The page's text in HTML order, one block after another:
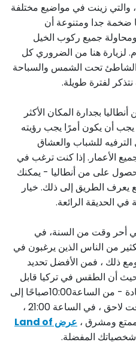
والتي زينت في مواضيع مختلفة
ضخمة جدا ومتنوعة أن
ومحاولة جميع ركوب الخيل
لزيارة هنا من الضروري كل
تحت الشمس والسباحة
لفترة طويلة.
بجدارة المكان الأكثر
يجب أن يكون أمرًا يجب رؤيته
للشباب والعشاق
الأعمار. إذا كنت ترغب في
على من أنطاليا - يمكنك
يعرف الطريق إلى ذلك. خيار
الحديقة الرائعة.
أحر وقت من السنة، في
من الناس الذين يرغبون في
ذلك ، فمن الأفضل تحديد
حيث أن الطقس في تركيا قابل
للتغيير للغاية. طريقة عمله المعتادة - من الساعة10:00صباحًا إلى
الساعة6:00مساءً ، ولكن في وقت لاحق ، في الساعة 21:00 ،
ممتع ومشرق ،
عرض Land of
المفضلة.